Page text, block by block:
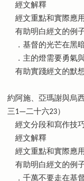
經文解釋
經文重點和實際應用
有助明白經文的例
．基督的光芒在黑
．主的燈需要勇氣
有助實踐經文的默
約阿施、亞瑪謝與烏
三1—二十六23）
經文分段和寫作技
經文解釋
經文重點和實際應用
有助明白經文的例
．千萬不要走在基